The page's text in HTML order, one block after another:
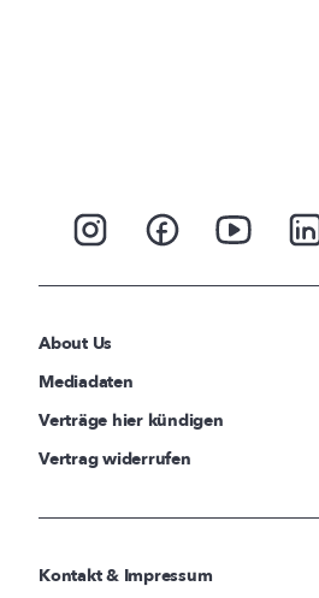
About Us
Mediadaten
Verträge hier kündigen
Vertrag widerrufen
Kontakt & Impressum